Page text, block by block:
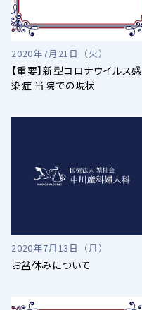
2020年7月21日（火）
【重要】新型コロナウイルス感
染症 当院での現状
2020年7月13日（月）
お盆休みについて